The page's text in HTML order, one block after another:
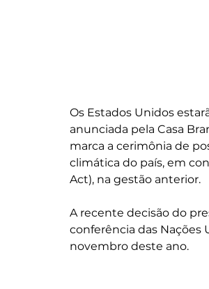
Os Estados Unidos
anunciada pela Casa
marca a cerimônia de
climática do país, em
Act), na gestão anterior.
A recente decisão do
conferência das Nações
novembro deste ano.